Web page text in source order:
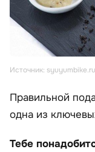
Источник: syuyumbike.ru
Правильной
одна из
Тебе